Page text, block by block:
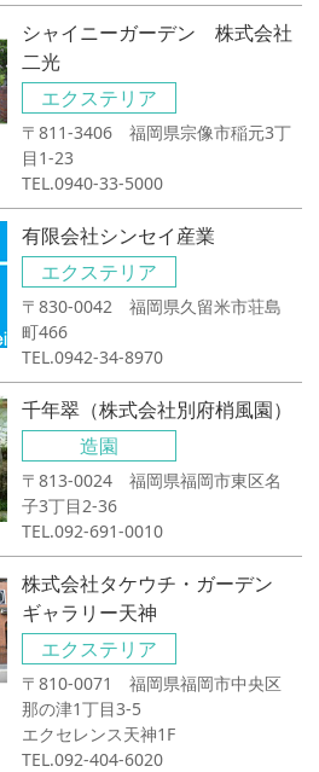
シャイニーガーデン 株式会社
二光
エクステリア
〒811-3406 福岡県宗像市稲元3丁
目1-23
TEL.0940-33-5000
有限会社シンセイ産業
エクステリア
〒830-0042 福岡県久留米市荘島
町466
TEL.0942-34-8970
千年翠（株式会社別府梢風園）
造園
〒813-0024 福岡県福岡市東区名
子3丁目2-36
TEL.092-691-0010
株式会社タケウチ・ガーデン
ギャラリー天神
エクステリア
〒810-0071 福岡県福岡市中央区
那の津1丁目3-5
エクセレンス天神1F
TEL.092-404-6020